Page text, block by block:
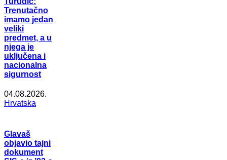
Trenutačno
imamo jedan
veliki
predmet, a u
njega je
uključena i
nacionalna
sigurnost
04.08.2026.
Hrvatska
Glavaš
objavio tajni
dokument